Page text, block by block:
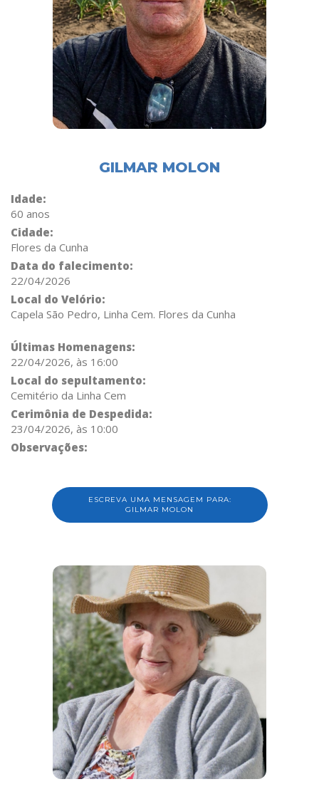
GILMAR MOLON
Idade:
60 anos
Cidade:
Flores da Cunha
Data do falecimento:
22/04/2026
Local do Velório:
Capela São Pedro, Linha Cem. Flores da Cunha
Últimas Homenagens:
22/04/2026, às 16:00
Local do sepultamento:
Cemitério da Linha Cem
Cerimônia de Despedida:
23/04/2026, às 10:00
Observações:
ESCREVA UMA MENSAGEM PARA:
GILMAR MOLON